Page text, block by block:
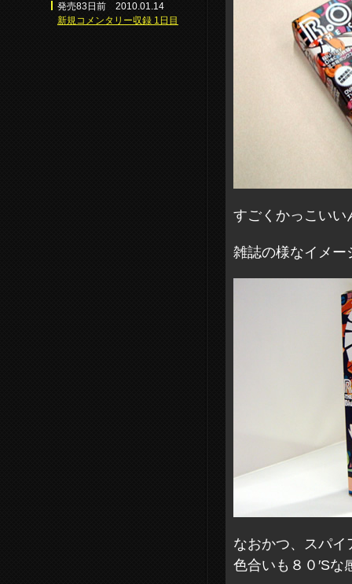
発売83日前 2010.01.14
新規コメンタリー収録 1日目
すごくかっこいい
雑誌の様なイメー
なおかつ、スパ
色合いも８０′S